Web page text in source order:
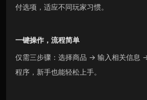
付选项，适应不同玩家习惯。
一键操作，流程简单
仅需三步骤：选择商品 → 输入相关信息
程序，新手也能轻松上手。